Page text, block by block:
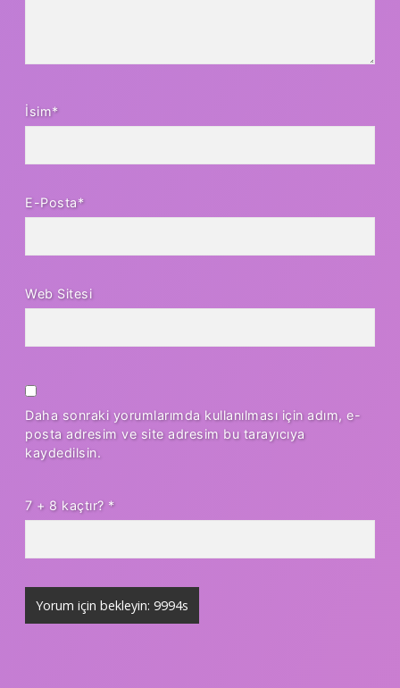
İsim*
E-Posta*
Web Sitesi
Daha sonraki yorumlarımda kullanılması için adım, e-
posta adresim ve site adresim bu tarayıcıya
kaydedilsin.
7 + 8 kaçtır? *